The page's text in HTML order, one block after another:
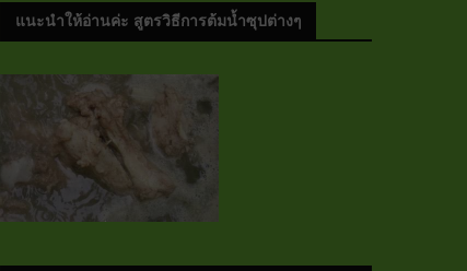
แนะนำให้อ่านค่ะ สูตรวิธีการต้มน้ำซุปต่างๆ